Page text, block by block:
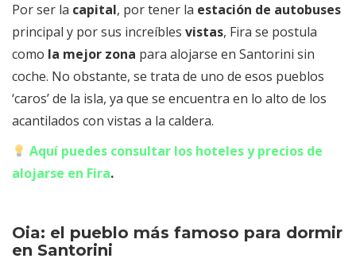
Por ser la capital, por tener la estación de autobuses
principal y por sus increíbles vistas, Fira se postula
como la mejor zona para alojarse en Santorini sin
coche. No obstante, se trata de uno de esos pueblos
‘caros’ de la isla, ya que se encuentra en lo alto de los
acantilados con vistas a la caldera.
Aquí puedes consultar los hoteles y precios de
alojarse en Fira.
Oia: el pueblo más famoso para dormir
en Santorini